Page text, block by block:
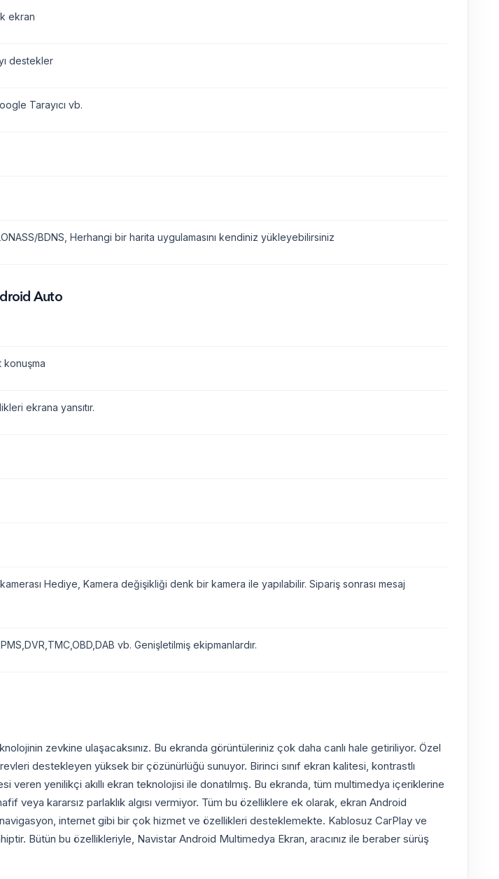
ekran
destekler
Tarayıcı vb.
BDNS, Herhangi bir harita uygulamasını kendiniz yükleyebilirsiniz
Auto
ekrana yansıtır.
Hediye, Kamera değişikliği denk bir kamera ile yapılabilir. Sipariş sonrası mesaj
vb. Genişletilmiş ekipmanlardır.
zevkine ulaşacaksınız. Bu ekranda görüntüleriniz çok daha canlı hale getiriliyor. Özel
destekleyen yüksek bir çözünürlüğü sunuyor. Birinci sınıf ekran kalitesi, kontrastlı
yenilikçi akıllı ekran teknolojisi ile donatılmış. Bu ekranda, tüm multimedya içeriklerine
veya kararsız parlaklık algısı vermiyor. Tüm bu özelliklere ek olarak, ekran Android
internet gibi bir çok hizmet ve özellikleri desteklemekte. Kablosuz CarPlay ve
Bütün bu özellikleriyle, Navistar Android Multimedya Ekran, aracınız ile beraber sürüş